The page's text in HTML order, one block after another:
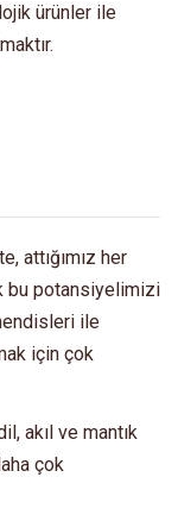
ürünler ile
attığımız her
bu potansiyelimizi
ile
için çok
akıl ve mantık
çok